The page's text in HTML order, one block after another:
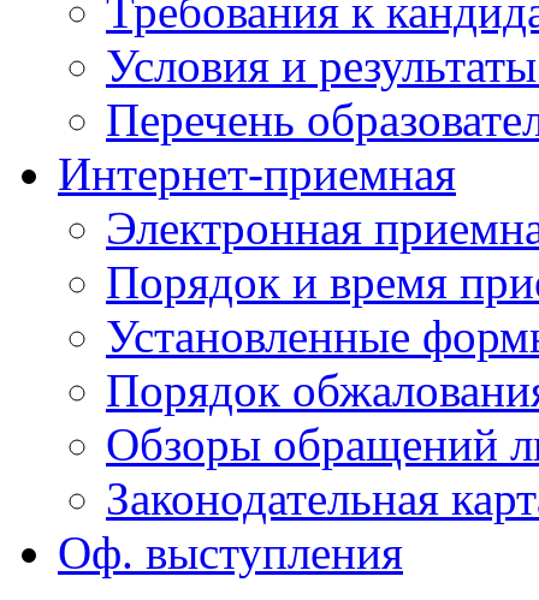
Требования к
Условия и
Перечень
Интернет-приемная
Электронная
Порядок и время
Установленные
Порядок
Обзоры обращений
Законодательная
Оф. выступления